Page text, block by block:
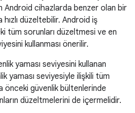
Android cihazlarda benzer olan bir
hızlı düzeltebilir. Android iş
tüm sorunları düzeltmesi ve en
kullanması önerilir.
yaması seviyesini kullanan
yaması seviyesiyle ilişkili tüm
önceki güvenlik bültenlerinde
düzeltmelerini de içermelidir.